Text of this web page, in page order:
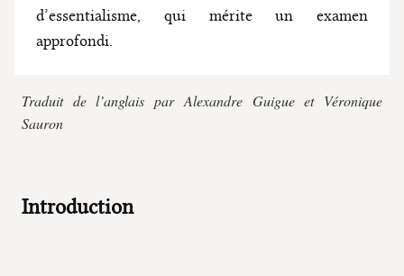
d’essentialisme, qui mérite un examen
approfondi.
Traduit de l’anglais par Alexandre Guigue et Véronique
Sauron
Introduction